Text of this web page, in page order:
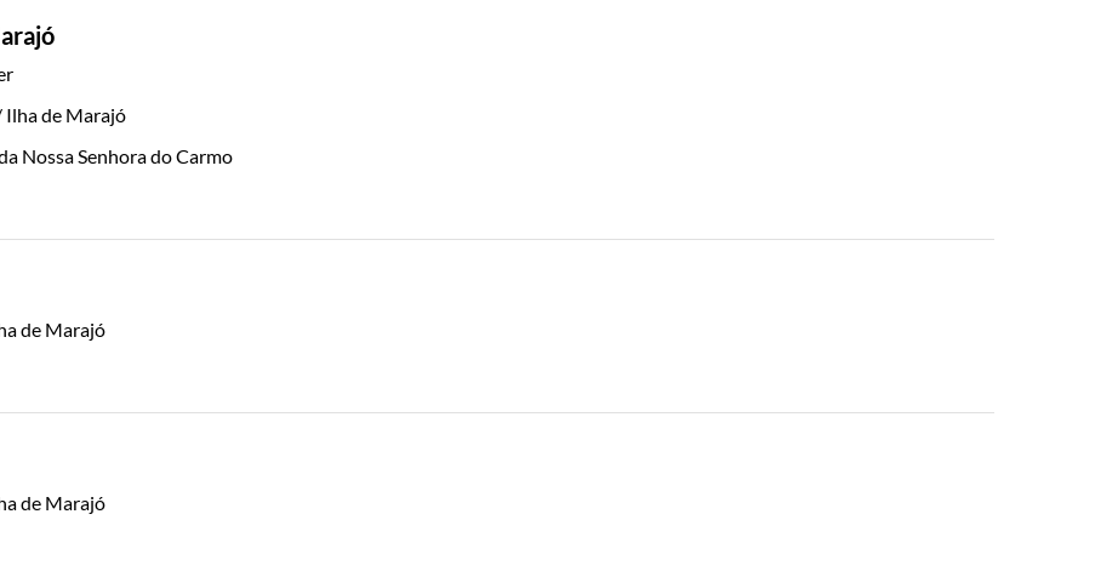
de Marajó
Nossa Senhora do Carmo
de Marajó
de Marajó